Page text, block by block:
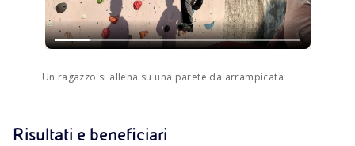
Un ragazzo si allena su una parete da arrampicata
Risultati e beneficiari